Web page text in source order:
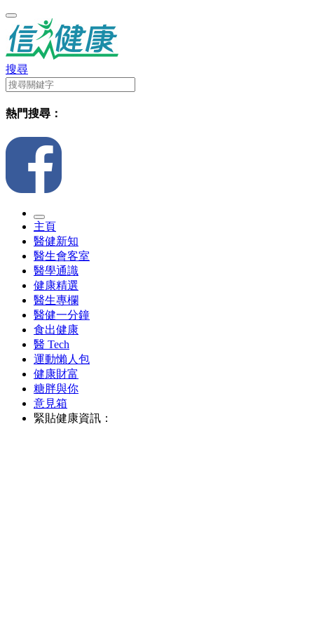
搜尋
熱門搜尋：
主頁
醫健新知
醫生會客室
醫學通識
健康精選
醫生專欄
醫健一分鐘
食出健康
醫 Tech
運動懶人包
健康財富
糖胖與你
意見箱
緊貼健康資訊：